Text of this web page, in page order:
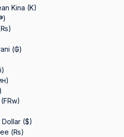
Kina (K)
(₲)
Dollar ($)
(₨)